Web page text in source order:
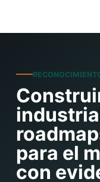
para el
con